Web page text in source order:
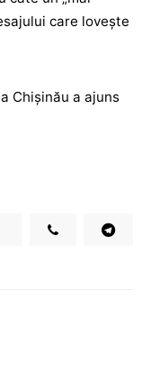
care loveşte
Chișinău a ajuns